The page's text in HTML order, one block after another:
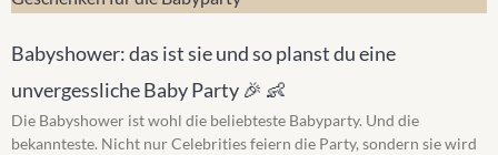
Babyshower: das ist sie und so planst du eine
unvergessliche Baby Party 🎉 👶
Die Babyshower ist wohl die beliebteste Babyparty. Und die
bekannteste. Nicht nur Celebrities feiern die Party, sondern sie wird